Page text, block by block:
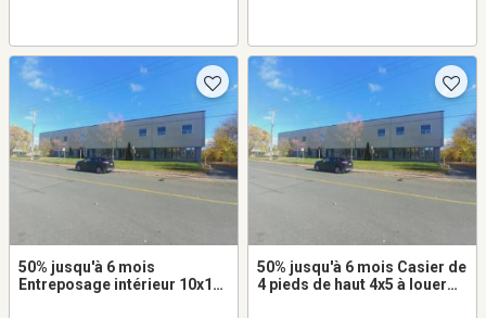
50% jusqu'à 6 mois
Entreposage intérieur 10x12
50% jusqu'à 6 mois Casier de
4 pieds de haut 4x5 à louer